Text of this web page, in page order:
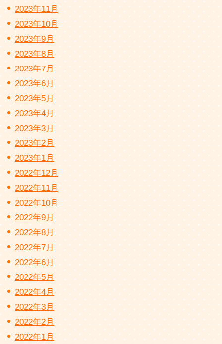
2023年11月
2023年10月
2023年9月
2023年8月
2023年7月
2023年6月
2023年5月
2023年4月
2023年3月
2023年2月
2023年1月
2022年12月
2022年11月
2022年10月
2022年9月
2022年8月
2022年7月
2022年6月
2022年5月
2022年4月
2022年3月
2022年2月
2022年1月